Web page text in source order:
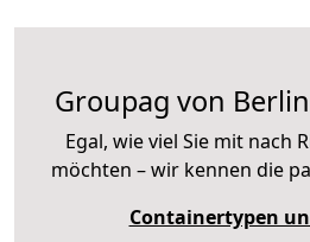
Groupag von
Egal, wie viel Sie mit nach
möchten – wir kennen die
Containertypen